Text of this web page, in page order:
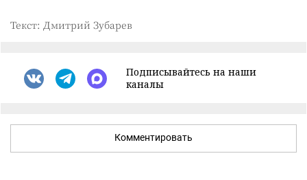
Текст: Дмитрий Зубарев
Подписывайтесь на наши
каналы
Комментировать